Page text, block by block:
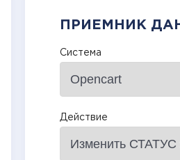
ПРИЕМНИК
Система
Действие